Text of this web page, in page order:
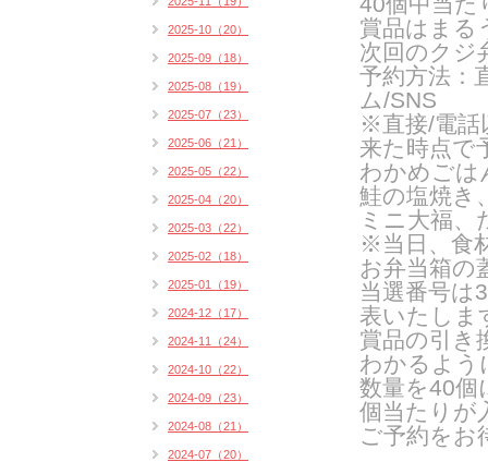
賞品はまる
次回のクジ
予約方法：
ム/SNS
※直接/電
来た時点で
わかめごは
鮭の塩焼き
ミニ大福、
※当日、食
お弁当箱の
当選番号は
表いたしま
賞品の引き
わかるよう
数量を40個
個当たりが
ご予約をお
2025-10（20）
2025-09（18）
2025-08（19）
2025-07（23）
2025-06（21）
2025-05（22）
2025-04（20）
2025-03（22）
2025-02（18）
2025-01（19）
2024-12（17）
2024-11（24）
2024-10（22）
2024-09（23）
2024-08（21）
2024-07（20）